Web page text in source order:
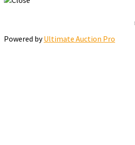
Powered byUltimate Auction Pro